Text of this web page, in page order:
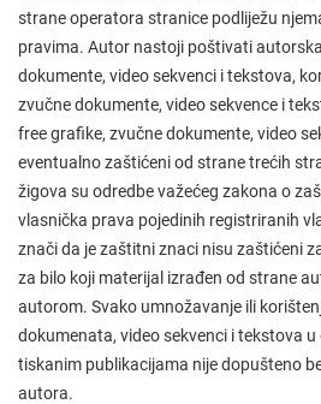
strane operatora stranice podliježu
pravima. Autor nastoji poštivati
dokumente, video sekvenci i tekstova,
zvučne dokumente, video sekvence i
free grafike, zvučne dokumente, video
eventualno zaštićeni od strane trećih
žigova su odredbe važećeg zakona o
vlasnička prava pojedinih registriranih
znači da je zaštitni znaci nisu zaštićeni
za bilo koji materijal izrađen od strane
autorom. Svako umnožavanje ili
dokumenata, video sekvenci i tekstova
tiskanim publikacijama nije dopušteno
autora.